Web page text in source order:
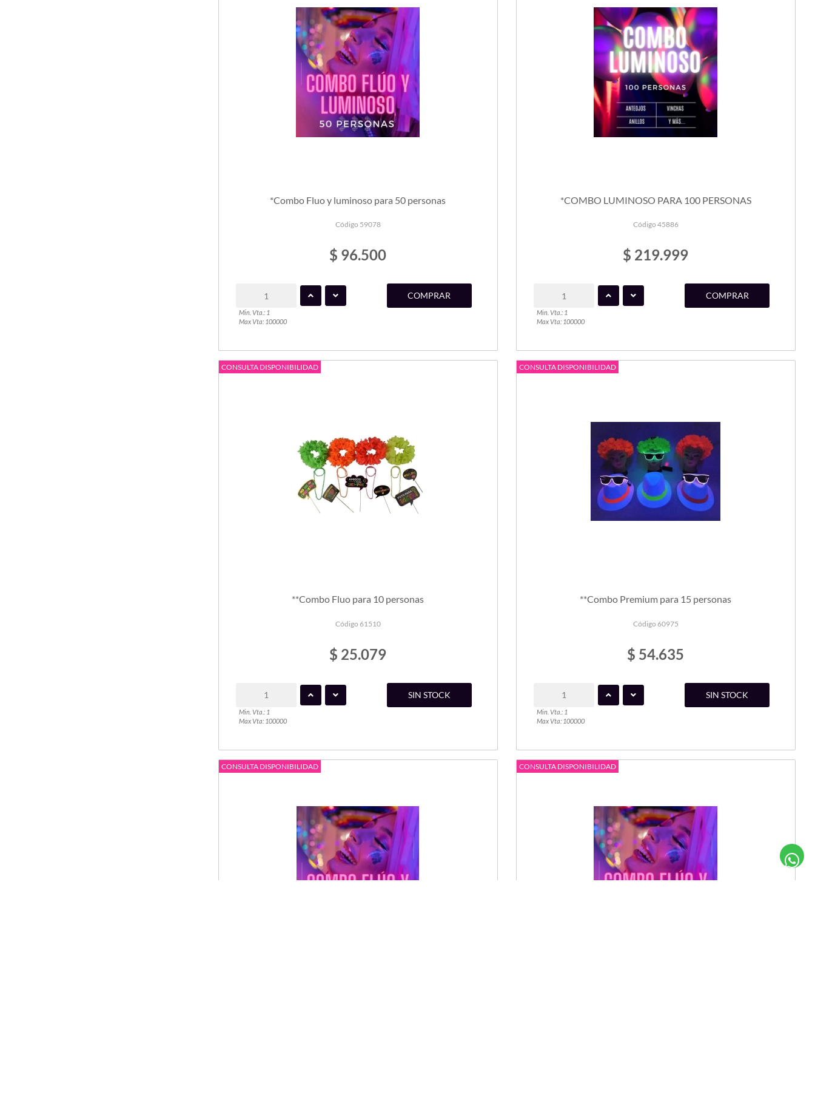
*Combo Fluo y luminoso para 50 personas
Código 59078
$ 96.500
Min. Vta.: 1
Max Vta: 100000
COMPRAR
*COMBO LUMINOSO PARA 100 PERSONAS
Código 45886
$ 219.999
Min. Vta.: 1
Max Vta: 100000
COMPRAR
CONSULTA DISPONIBILIDAD
**Combo Fluo para 10 personas
Código 61510
$ 25.079
Min. Vta.: 1
Max Vta: 100000
SIN STOCK
CONSULTA DISPONIBILIDAD
**Combo Premium para 15 personas
Código 60975
$ 54.635
Min. Vta.: 1
Max Vta: 100000
SIN STOCK
CONSULTA DISPONIBILIDAD CONSULTA DISPONIBILIDAD